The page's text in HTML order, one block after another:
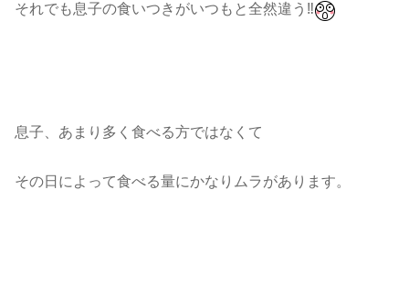
それでも息子の食いつきがいつもと全然違う‼️
息子、あまり多く食べる方ではなくて
その日によって食べる量にかなりムラがあります。